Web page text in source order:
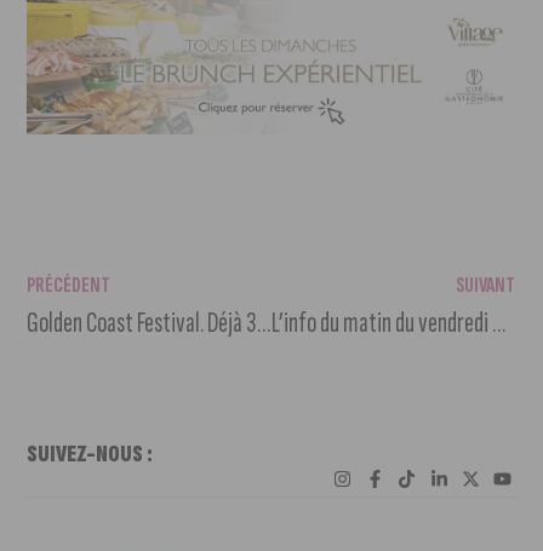
PRÉCÉDENT
Golden Coast Festival. Déjà 35 000 billets vendus !
SUIVANT
L’info du matin du vendredi 31 mai 2024
SUIVEZ-NOUS :